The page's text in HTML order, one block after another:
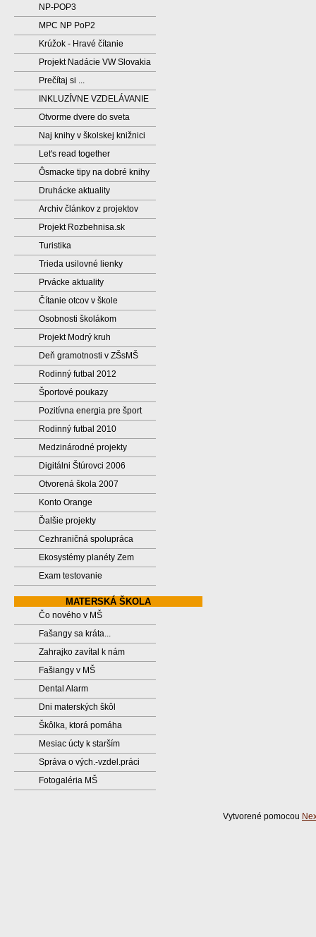
NP-POP3
MPC NP PoP2
Krúžok - Hravé čítanie
Projekt Nadácie VW Slovakia
Prečítaj si ...
INKLUZÍVNE VZDELÁVANIE
Otvorme dvere do sveta
Naj knihy v školskej knižnici
Let's read together
Ôsmacke tipy na dobré knihy
Druhácke aktuality
Archiv článkov z projektov
Projekt Rozbehnisa.sk
Turistika
Trieda usilovné lienky
Prvácke aktuality
Čítanie otcov v škole
Osobnosti školákom
Projekt Modrý kruh
Deň gramotnosti v ZŠsMŠ
Rodinný futbal 2012
Športové poukazy
Pozitívna energia pre šport
Rodinný futbal 2010
Medzinárodné projekty
Digitálni Štúrovci 2006
Otvorená škola 2007
Konto Orange
Ďalšie projekty
Cezhraničná spolupráca
Ekosystémy planéty Zem
Exam testovanie
MATERSKÁ ŠKOLA
Čo nového v MŠ
Fašangy sa kráta...
Zahrajko zavítal k nám
Fašiangy v MŠ
Dental Alarm
Dni materských škôl
Škôlka, ktorá pomáha
Mesiac úcty k starším
Správa o vých.-vzdel.práci
Fotogaléria MŠ
Vytvorené pomocou